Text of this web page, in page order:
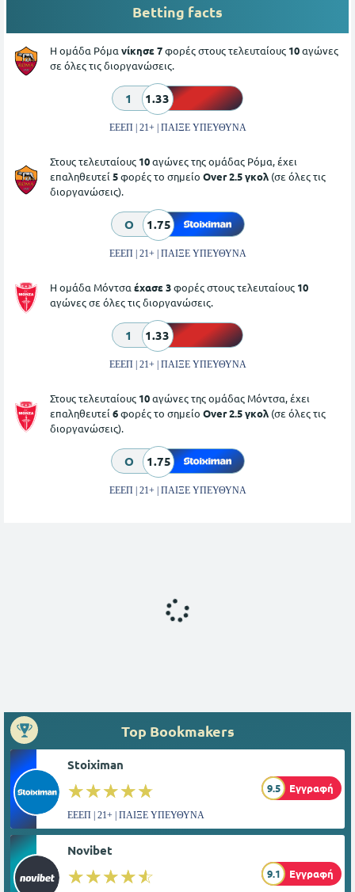
Betting facts
Η ομάδα Ρόμα νίκησε 7φορές στους τελευταίους 10αγώνες
σε όλες τις διοργανώσεις.
1 1.33
ΕΕΕΠ | 21+ | ΠΑΙΞΕ ΥΠΕΥΘΥΝΑ
Στους τελευταίους 10αγώνες της ομάδας Ρόμα, έχει
επαληθευτεί 5φορές το σημείο Over 2.5 γκολ (σε όλες τις
διοργανώσεις).
O 1.75
ΕΕΕΠ | 21+ | ΠΑΙΞΕ ΥΠΕΥΘΥΝΑ
Η ομάδα Μόντσα έχασε 3φορές στους τελευταίους 10
αγώνες σε όλες τις διοργανώσεις.
1 1.33
ΕΕΕΠ | 21+ | ΠΑΙΞΕ ΥΠΕΥΘΥΝΑ
Στους τελευταίους 10αγώνες της ομάδας Μόντσα, έχει
επαληθευτεί 6φορές το σημείο Over 2.5 γκολ (σε όλες τις
διοργανώσεις).
O 1.75
ΕΕΕΠ | 21+ | ΠΑΙΞΕ ΥΠΕΥΘΥΝΑ
Top Bookmakers
Stoiximan
☆☆☆☆☆
★★★★★ 9.5 Εγγραφή
ΕΕΕΠ | 21+ | ΠΑΙΞΕ ΥΠΕΥΘΥΝΑ
Novibet
☆☆☆☆☆
★★★★★ 9.1 Εγγραφή